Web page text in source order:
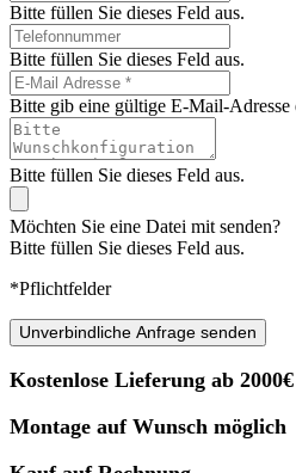
Bitte füllen Sie dieses Feld aus.
Bitte füllen Sie dieses Feld aus.
Bitte gib eine gültige E-Mail-Adresse
Bitte füllen Sie dieses Feld aus.
Möchten Sie eine Datei mit senden?
Bitte füllen Sie dieses Feld aus.
*Pflichtfelder
Unverbindliche Anfrage senden
Kostenlose Lieferung ab 2000€
Montage auf Wunsch möglich